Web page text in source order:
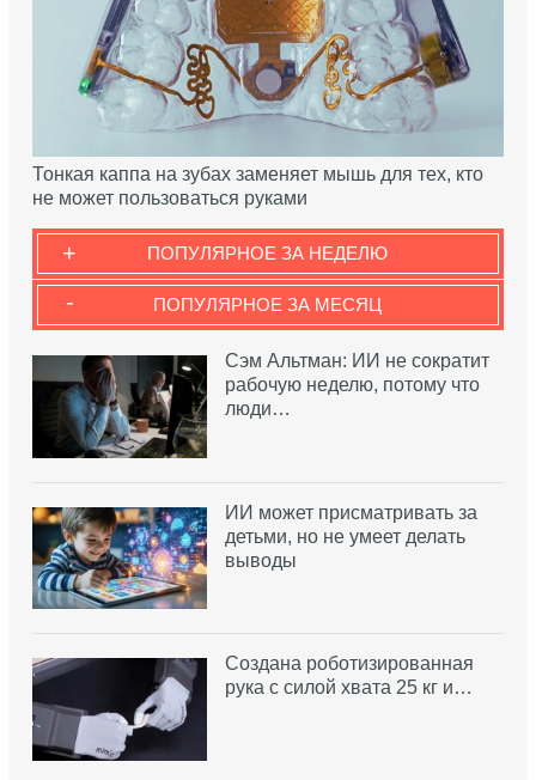
Тонкая каппа на зубах заменяет мышь для тех, кто
не может пользоваться руками
ПОПУЛЯРНОЕ ЗА НЕДЕЛЮ
+
ПОПУЛЯРНОЕ ЗА МЕСЯЦ
-
Сэм Альтман: ИИ не сократит
рабочую неделю, потому что
люди…
ИИ может присматривать за
детьми, но не умеет делать
выводы
Создана роботизированная
рука с силой хвата 25 кг и…